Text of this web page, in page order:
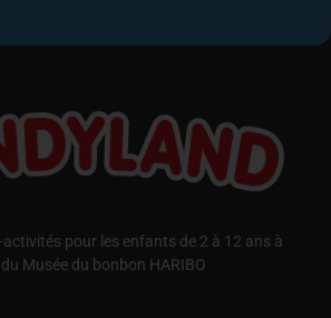
pour les enfants de 2 à 12 ans à
Musée du bonbon HARIBO